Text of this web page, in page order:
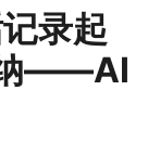
录起
纳——AI